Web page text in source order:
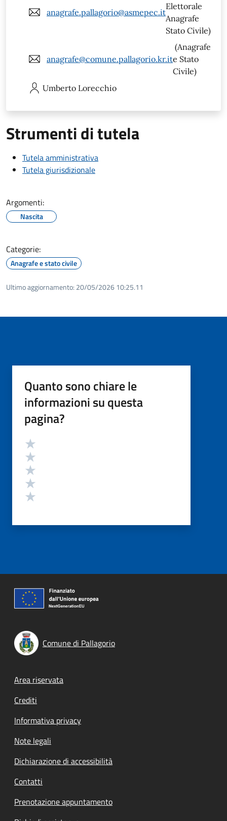
anagrafe.pallagorio@asmepec.it
Elettorale
Anagrafe
Stato Civile)
anagrafe@comune.pallagorio.kr.it
(Anagrafe
e Stato
Civile)
Umberto Lorecchio
Strumenti di tutela
Tutela amministrativa
Tutela giurisdizionale
Argomenti:
Nascita
Categorie:
Anagrafe e stato civile
Ultimo aggiornamento: 20/05/2026 10:25.11
Quanto sono chiare le
informazioni su questa
pagina?
Valutazione
Comune di Pallagorio
Footer menu
Area riservata
Crediti
Informativa privacy
Note legali
Dichiarazione di accessibilità
Contatti
Prenotazione appuntamento